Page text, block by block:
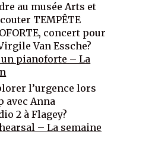
au musée Arts et
TEMPÊTE
concert pour
Van Essche?
pianoforte – La
l’urgence lors
avec Anna
2 à Flagey?
– La semaine